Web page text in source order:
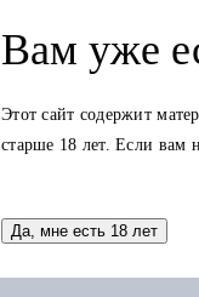
Вам уже
Этот сайт содержит
старше 18 лет. Если вам
Да, мне есть 18 лет